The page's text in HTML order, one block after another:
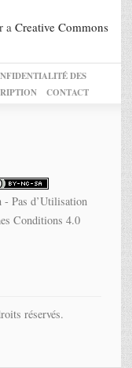
a Creative Commons
DES
CONTACT
Pas d’Utilisation
Conditions 4.0
réservés.